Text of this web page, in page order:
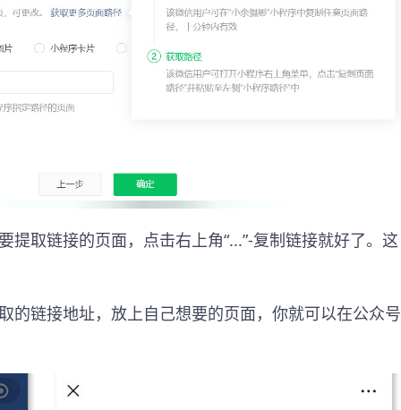
取链接的页面，点击右上角“...”-复制链接就好了。这
的链接地址，放上自己想要的页面，你就可以在公众号